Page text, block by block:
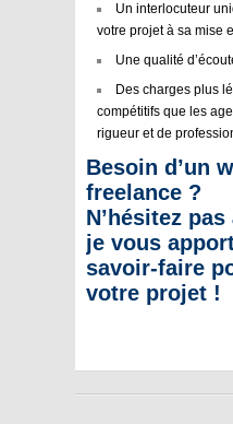
Un interlocuteur
votre projet à sa mise
Une qualité
Des charges plus
compétitifs que les
rigueur et de
Besoin d’un
freelance ?
N’hésitez
je vous
savoir-faire
votre projet !